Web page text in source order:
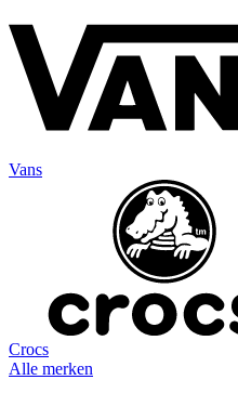
Vans
Crocs
Alle merken